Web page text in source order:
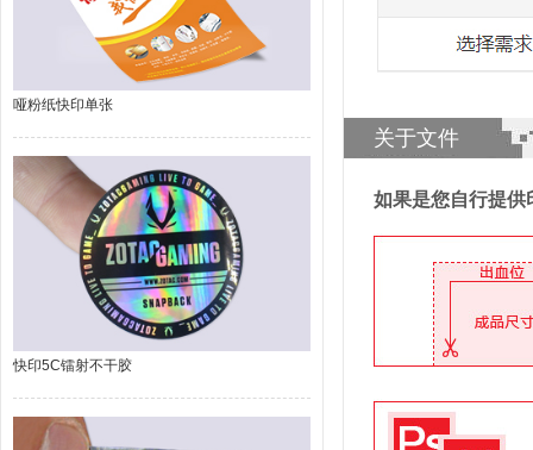
哑粉纸快印单张
快印5C镭射不干胶
关于文件
如果是您自行提供